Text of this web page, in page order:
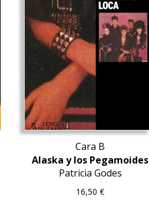
Cara B
Alaska y los Pegamoides
Patricia Godes
16,50€